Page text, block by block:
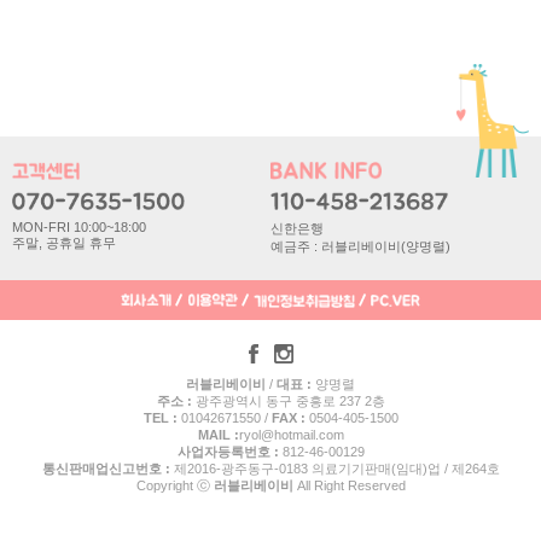
MON-FRI 10:00~18:00
주말, 공휴일 휴무
신한은행
예금주 : 러블리베이비(양명렬)
러블리베이비 / 대표 : 양명렬
주소 : 광주광역시 동구 중흥로 237 2층
TEL : 01042671550 / FAX : 0504-405-1500
MAIL :ryol@hotmail.com
사업자등록번호 : 812-46-00129
통신판매업신고번호 : 제2016-광주동구-0183 의료기기판매(임대)업 / 제264호
Copyright ⓒ 러블리베이비 All Right Reserved